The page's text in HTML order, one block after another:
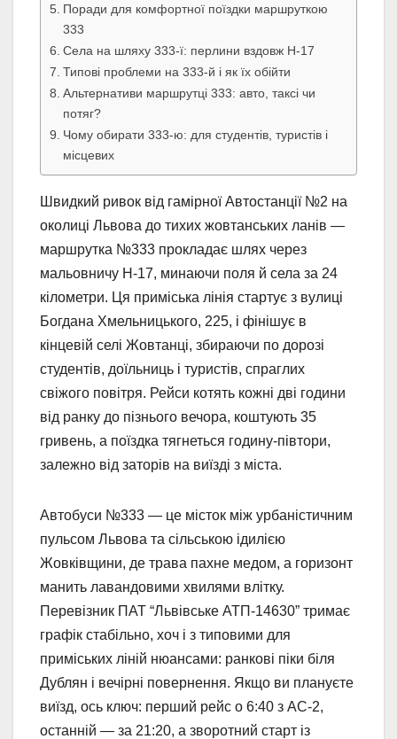
Поради для комфортної поїздки маршруткою
333
Села на шляху 333-ї: перлини вздовж Н-17
Типові проблеми на 333-й і як їх обійти
Альтернативи маршрутці 333: авто, таксі чи
потяг?
Чому обирати 333-ю: для студентів, туристів і
місцевих
Швидкий ривок від гамірної Автостанції №2 на
околиці Львова до тихих жовтанських ланів —
маршрутка №333 прокладає шлях через
мальовничу Н-17, минаючи поля й села за 24
кілометри. Ця приміська лінія стартує з вулиці
Богдана Хмельницького, 225, і фінішує в
кінцевій селі Жовтанці, збираючи по дорозі
студентів, доїльниць і туристів, спраглих
свіжого повітря. Рейси котять кожні дві години
від ранку до пізнього вечора, коштують 35
гривень, а поїздка тягнеться годину-півтори,
залежно від заторів на виїзді з міста.
Автобуси №333 — це місток між урбаністичним
пульсом Львова та сільською ідилією
Жовківщини, де трава пахне медом, а горизонт
манить лавандовими хвилями влітку.
Перевізник ПАТ “Львівське АТП-14630” тримає
графік стабільно, хоч і з типовими для
приміських ліній нюансами: ранкові піки біля
Дублян і вечірні повернення. Якщо ви плануєте
виїзд, ось ключ: перший рейс о 6:40 з АС-2,
останній — за 21:20, а зворотний старт із